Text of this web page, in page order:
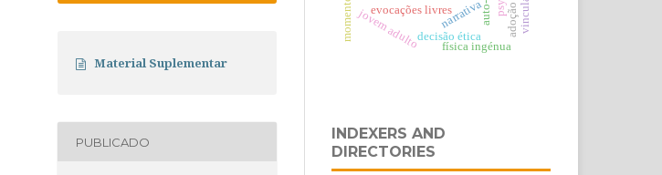
Material Suplementar
PUBLICADO
narrativa
evocações livres
jovem adultodecisão ética
física ingénua
adoção
INDEXERS AND
DIRECTORIES